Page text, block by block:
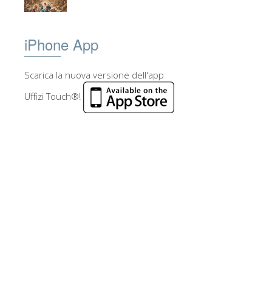
iPhone App
Scarica la nuova versione dell'app
Uffizi Touch®!